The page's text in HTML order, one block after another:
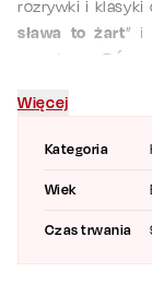
Kategoria
Wiek
Czas trwania
rozrywki i klasyki
sława to żart” i
zmysłowe „
Czardasza
która wprowadzi
rytmem i
Więcej